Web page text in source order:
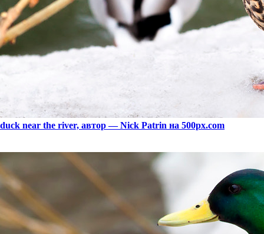
duck near the river, автор — Nick Patrin на 500px.com